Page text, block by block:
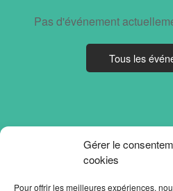
Gérer le
cookies
Pour offrir les meilleures expériences,
Pas d'événement
Tous les